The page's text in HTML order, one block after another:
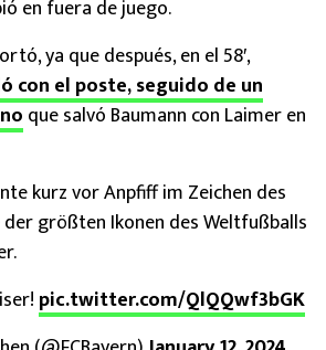
en fuera de juego.
ya que después, en el 58′,
con el poste, seguido de un
que salvó Baumann con Laimer en
kurz vor Anpfiff im Zeichen des
der größten Ikonen des Weltfußballs
pic.twitter.com/QlQQwf3bGK